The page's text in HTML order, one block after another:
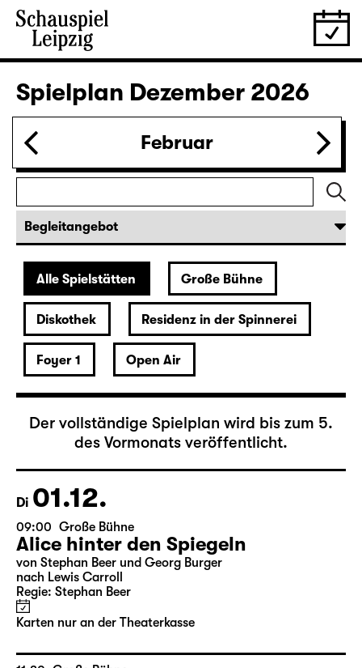
28.11.
Wiederaufnahme
Die Jungfrau von Orleans
von Friedrich Schiller
Regie: Nuran David Calis
18:45 + 19:00
Einführung im Rangfoyer
30.11.
10:00 Große Bühne
Alice hinter den Spiegeln
von Stephan Beer und Georg Burger
nach Lewis Carroll
Regie: Stephan Beer
Karten nur an der Theaterkasse
Dezember 2026
Der vollständige Spielplan wird bis zum 5.
des Vormonats veröffentlicht.
Di 01.12.
09:00 Große Bühne
Alice hinter den Spiegeln
von Stephan Beer und Georg Burger
Regie: Stephan Beer